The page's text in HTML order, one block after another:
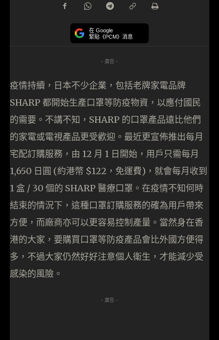
在 Google
緊貼《PCM》消息
- 廣告 -
疫情持續，日本不少企業，包括老牌家電品牌
SHARP 都開始生產口罩等防疫物資，以應付國民
的需要。不講不知，SHARP 的口罩產品遠比他們
的家電或電視產品更受歡迎。最近更宣佈推出每月
宅配訂購服務，由 12 月 1 日開始，用戶只需每月
1,650 日圓 (約港幣 $122，免運費)，就會每月收到
1 盒 / 30 個的 SHARP 醫療口罩。在疫情不知何時
結束的情況下，這種口罩訂購服務的確為用戶帶來
方便，而廠商亦可以更容易控制產量。當然身在香
港的大家，要購買口罩等防疫產品會比外國方便得
多，不過大家仍然好好注意個人衛生，才能減少受
感染的風險。
- 廣告 -